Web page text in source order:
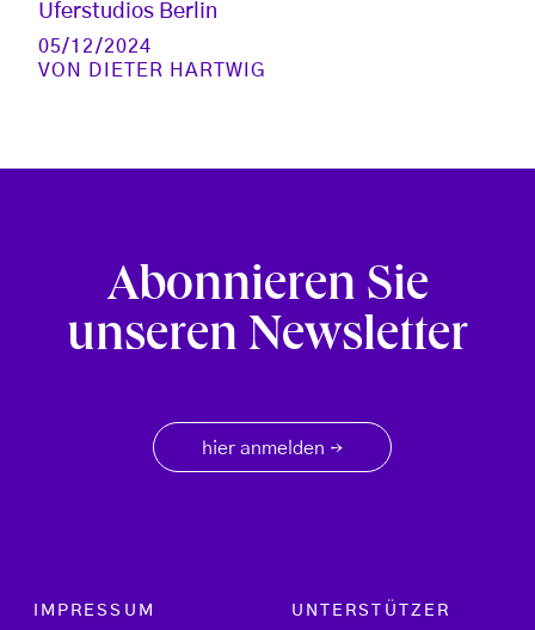
Uferstudios Berlin
05/12/2024
VON
DIETER HARTWIG
Abonnieren Sie
unseren Newsletter
hier anmelden →
Footer menu
IMPRESSUM
UNTERSTÜTZER